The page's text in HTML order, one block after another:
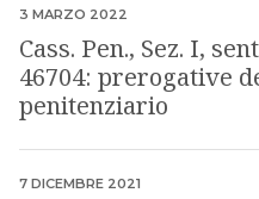
PUBBLICATO IL
3 MARZO 2022
Cass. Pen., Sez. I,
46704: prerogative
penitenziario
PUBBLICATO IL
7 DICEMBRE 2021